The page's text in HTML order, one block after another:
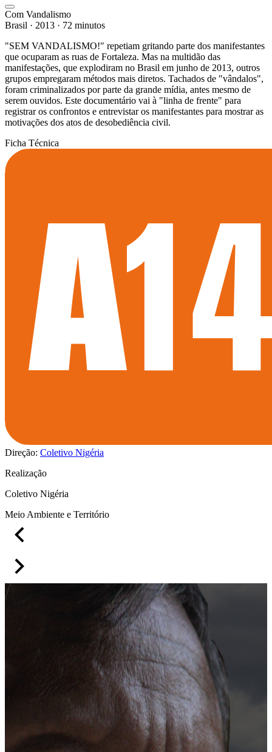
Com Vandalismo
Brasil · 2013 · 72 minutos
"SEM VANDALISMO!" repetiam gritando parte dos manifestantes
que ocuparam as ruas de Fortaleza. Mas na multidão das
manifestações, que explodiram no Brasil em junho de 2013, outros
grupos empregaram métodos mais diretos. Tachados de "vândalos",
foram criminalizados por parte da grande mídia, antes mesmo de
serem ouvidos. Este documentário vai à "linha de frente" para
registrar os confrontos e entrevistar os manifestantes para mostrar as
motivações dos atos de desobediência civil.
Ficha Técnica
Direção: Coletivo Nigéria
Realização
Coletivo Nigéria
Meio Ambiente e Território